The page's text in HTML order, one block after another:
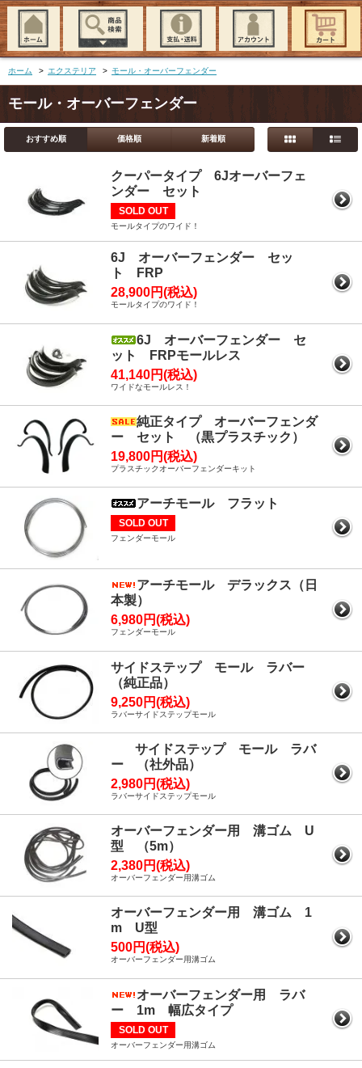
ホーム > エクステリア > モール・オーバーフェンダー
モール・オーバーフェンダー
おすすめ順 価格順 新着順
クーパータイプ 6Jオーバーフェ
ンダー セット
SOLD OUT
モールタイプのワイド！
6J オーバーフェンダー セッ
ト FRP
28,900円(税込)
モールタイプのワイド！
6J オーバーフェンダー セ
ット FRPモールレス
41,140円(税込)
ワイドなモールレス！
純正タイプ オーバーフェンダ
ー セット （黒プラスチック）
19,800円(税込)
プラスチックオーバーフェンダーキット
アーチモール フラット
SOLD OUT
フェンダーモール
アーチモール デラックス（日
本製）
6,980円(税込)
フェンダーモール
サイドステップ モール ラバー
（純正品）
9,250円(税込)
ラバーサイドステップモール
サイドステップ モール ラバ
ー （社外品）
2,980円(税込)
ラバーサイドステップモール
オーバーフェンダー用 溝ゴム U
型 （5m）
2,380円(税込)
オーバーフェンダー用溝ゴム
オーバーフェンダー用 溝ゴム 1
m U型
500円(税込)
オーバーフェンダー用溝ゴム
オーバーフェンダー用 ラバ
ー 1m 幅広タイプ
SOLD OUT
オーバーフェンダー用溝ゴム